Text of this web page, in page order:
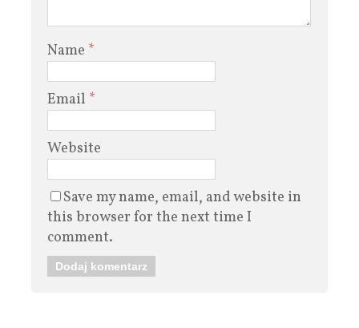
Name *
Email *
Website
Save my name, email, and website in
this browser for the next time I
comment.